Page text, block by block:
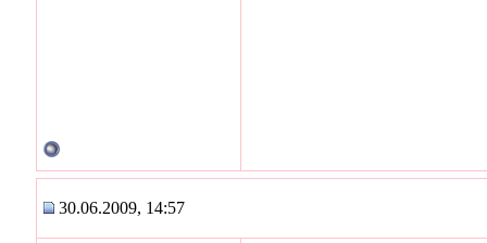
30.06.2009, 14:57